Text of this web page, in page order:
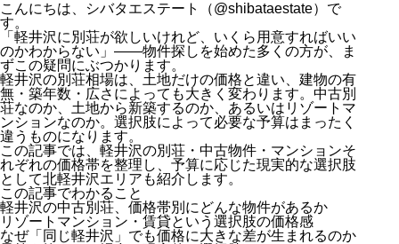
こんにちは、シバタエステート（@shibataestate）で
す。
「軽井沢に別荘が欲しいけれど、いくら用意すればいい
のかわからない」——物件探しを始めた多くの方が、ま
ずこの疑問にぶつかります。
軽井沢の別荘相場は、土地だけの価格と違い、建物の有
無・築年数・広さによっても大きく変わります。中古別
荘なのか、土地から新築するのか、あるいはリゾートマ
ンションなのか。選択肢によって必要な予算はまったく
違うものになります。
この記事では、軽井沢の別荘・中古物件・マンションそ
れぞれの価格帯を整理し、予算に応じた現実的な選択肢
として北軽井沢エリアも紹介します。
この記事でわかること
軽井沢の中古別荘、価格帯別にどんな物件があるか
リゾートマンション・賃貸という選択肢の価格感
なぜ「同じ軽井沢」でも価格に大きな差が生まれるのか